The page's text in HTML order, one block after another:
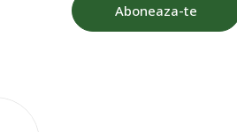
Aboneaza-te